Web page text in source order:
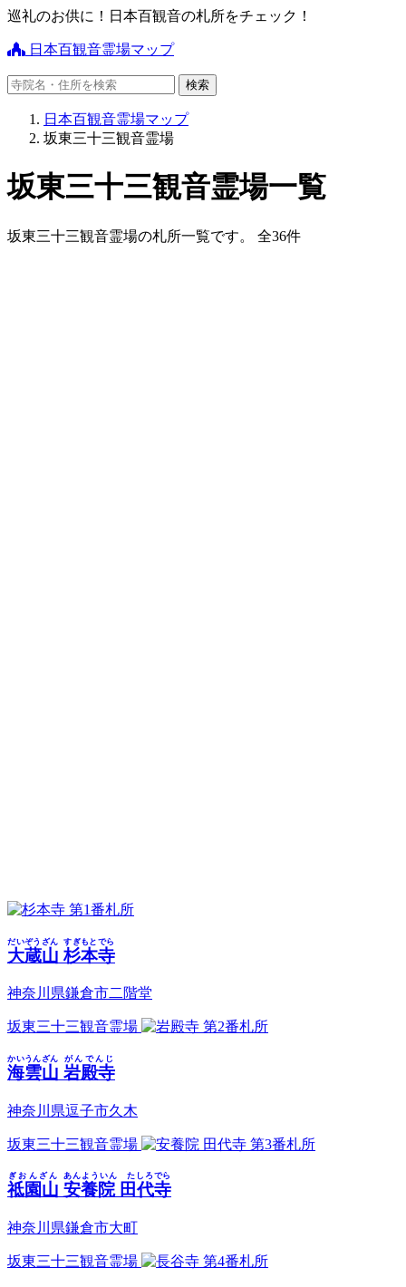
巡礼のお供に！日本百観音の札所をチェック！
日本百観音霊場マップ
日本百観音霊場マップ
坂東三十三観音霊場
坂東三十三観音霊場一覧
坂東三十三観音霊場の札所一覧です。 全36件
第1番札所
大蔵山
だいぞうざん
杉本寺
すぎもとでら
神奈川県鎌倉市二階堂
坂東三十三観音霊場 第2番札所
海雲山
かいうんざん
岩殿寺
がんでんじ
神奈川県逗子市久木
坂東三十三観音霊場 第3番札所
祗園山
ぎおんざん
安養院 田代寺
あんよういん たしろでら
神奈川県鎌倉市大町
坂東三十三観音霊場 第4番札所